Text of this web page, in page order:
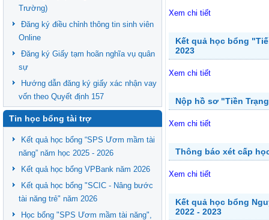
Trường)
Đăng ký điều chỉnh thông tin sinh viên
Online
Đăng ký Giấy tạm hoãn nghĩa vụ quân
sự
Hướng dẫn đăng ký giấy xác nhận vay
vốn theo Quyết định 157
Tin học bổng tài trợ
Kết quả học bổng “SPS Ươm mầm tài
năng” năm học 2025 - 2026
Kết quả học bổng VPBank năm 2026
Kết quả học bổng "SCIC - Nâng bước
tài năng trẻ" năm 2026
Học bổng "SPS Ươm mầm tài năng",
Xem chi tiết
Kết quả học bổng
2023
Xem chi tiết
Nộp hồ sơ "Tiền
Xem chi tiết
Thông báo xét cấp
Xem chi tiết
Kết quả học bổng
2022 - 2023